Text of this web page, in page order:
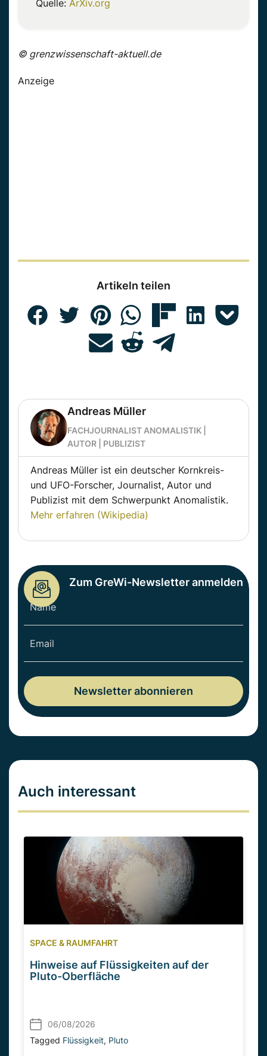
Quelle: ArXiv.org
© grenzwissenschaft-aktuell.de
Anzeige
Artikeln teilen
Andreas Müller
FACHJOURNALIST ANOMALISTIK |
AUTOR | PUBLIZIST
Andreas Müller ist ein deutscher Kornkreis-
und UFO-Forscher, Journalist, Autor und
Publizist mit dem Schwerpunkt Anomalistik.
Mehr erfahren (Wikipedia)
Zum GreWi-Newsletter anmelden
Auch interessant
SPACE & RAUMFAHRT
Hinweise auf Flüssigkeiten auf der
Pluto-Oberfläche
06/08/2026
Tagged Flüssigkeit, Pluto